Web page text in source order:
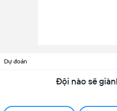
Dự đoán
Đội nào sẽ